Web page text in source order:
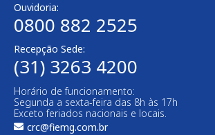
Ouvidoria:
0800 882 2525​
Recepção Sede:
(31) 3263 4200
Horário de funcionamento:
Segunda a sexta-feira das 8h às 17h
Exceto feriados nacionais e locais.
crc@fiemg.com.br